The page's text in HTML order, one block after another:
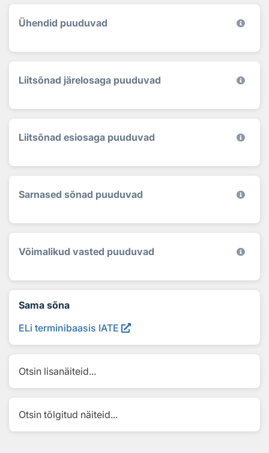
Ühendid puuduvad
Liitsõnad järelosaga puuduvad
Liitsõnad esiosaga puuduvad
Sarnased sõnad puuduvad
Võimalikud vasted puuduvad
Sama sõna
ELi terminibaasis IATE
Otsin lisanäiteid...
Otsin tõlgitud näiteid...